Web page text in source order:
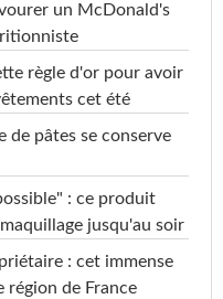
un McDonald's
règle d'or pour avoir
cet été
de pâtes se conserve
: ce produit
jusqu'au soir
: cet immense
région de France